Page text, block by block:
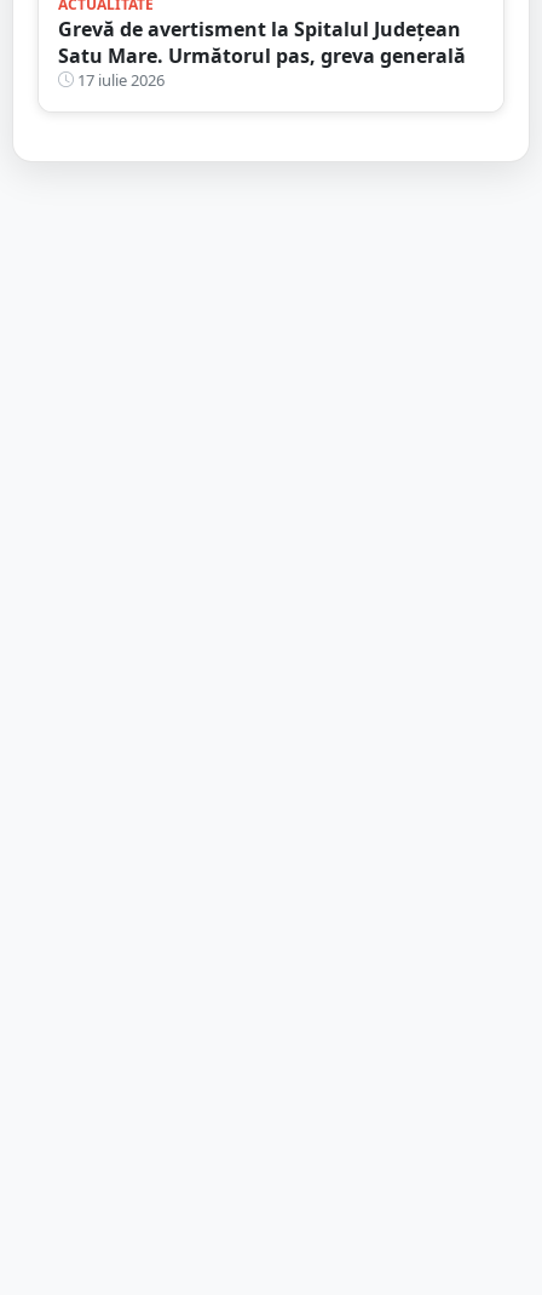
Grevă de avertisment la Spitalul Județean
Satu Mare. Următorul pas, greva generală
17 iulie 2026